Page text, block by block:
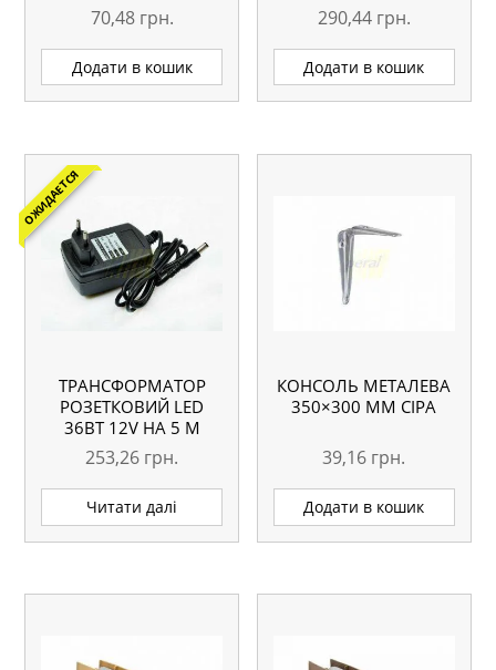
70,48 грн.
Додати в кошик
290,44 грн.
Додати в кошик
ОЖИДАЕТСЯ
ТРАНСФОРМАТОР
РОЗЕТКОВИЙ LED
36ВТ 12V НА 5 М
253,26 грн.
Читати далі
КОНСОЛЬ МЕТАЛЕВА
350×300 ММ СІРА
39,16 грн.
Додати в кошик